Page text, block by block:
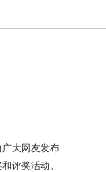
大网友发布
评奖活动。